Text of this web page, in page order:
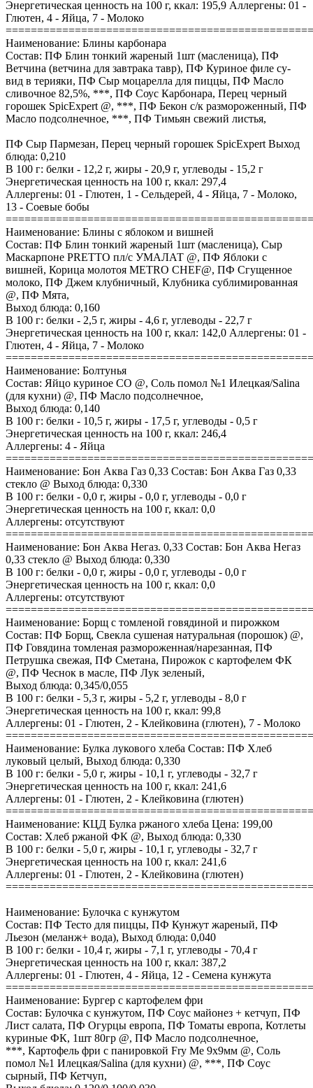
Энергетическая ценность на 100 г, ккал: 195,9 Аллергены: 01 -
Глютен, 4 - Яйца, 7 - Молоко
Наименование: Блины карбонара
Состав: ПФ Блин тонкий жареный 1шт (масленица), ПФ
Ветчина (ветчина для завтрака тавр), ПФ Куриное филе су-
вид в терияки, ПФ Сыр моцарелла для пиццы, ПФ Масло
сливочное 82,5%, ***, ПФ Соус Карбонара, Перец черный
горошек SpicExpert @, ***, ПФ Бекон с/к размороженный, ПФ
Масло подсолнечное, ***, ПФ Тимьян свежий листья,
ПФ Сыр Пармезан, Перец черный горошек SpicExpert Выход
блюда: 0,210
В 100 г: белки - 12,2 г, жиры - 20,9 г, углеводы - 15,2 г
Энергетическая ценность на 100 г, ккал: 297,4
Аллергены: 01 - Глютен, 1 - Сельдерей, 4 - Яйца, 7 - Молоко,
13 - Соевые бобы
Наименование: Блины с яблоком и вишней
Состав: ПФ Блин тонкий жареный 1шт (масленица), Сыр
Маскарпоне PRETTO пл/с УМАЛАТ @, ПФ Яблоки с
вишней, Корица молотоя METRO CHEF@, ПФ Сгущенное
молоко, ПФ Джем клубничный, Клубника сублимированная
@, ПФ Мята,
Выход блюда: 0,160
В 100 г: белки - 2,5 г, жиры - 4,6 г, углеводы - 22,7 г
Энергетическая ценность на 100 г, ккал: 142,0 Аллергены: 01 -
Глютен, 4 - Яйца, 7 - Молоко
Наименование: Болтунья
Состав: Яйцо куриное СО @, Соль помол №1 Илецкая/Salina
(для кухни) @, ПФ Масло подсолнечное,
Выход блюда: 0,140
В 100 г: белки - 10,5 г, жиры - 17,5 г, углеводы - 0,5 г
Энергетическая ценность на 100 г, ккал: 246,4
Аллергены: 4 - Яйца
Наименование: Бон Аква Газ 0,33 Состав: Бон Аква Газ 0,33
стекло @ Выход блюда: 0,330
В 100 г: белки - 0,0 г, жиры - 0,0 г, углеводы - 0,0 г
Энергетическая ценность на 100 г, ккал: 0,0
Аллергены: отсутствуют
Наименование: Бон Аква Негаз. 0,33 Состав: Бон Аква Негаз
0,33 стекло @ Выход блюда: 0,330
В 100 г: белки - 0,0 г, жиры - 0,0 г, углеводы - 0,0 г
Энергетическая ценность на 100 г, ккал: 0,0
Аллергены: отсутствуют
Наименование: Борщ с томленой говядиной и пирожком
Состав: ПФ Борщ, Свекла сушеная натуральная (порошок) @,
ПФ Говядина томленая размороженная/нарезанная, ПФ
Петрушка свежая, ПФ Сметана, Пирожок с картофелем ФК
@, ПФ Чеснок в масле, ПФ Лук зеленый,
Выход блюда: 0,345/0,055
В 100 г: белки - 5,3 г, жиры - 5,2 г, углеводы - 8,0 г
Энергетическая ценность на 100 г, ккал: 99,8
Аллергены: 01 - Глютен, 2 - Клейковина (глютен), 7 - Молоко
Наименование: Булка лукового хлеба Состав: ПФ Хлеб
луковый целый, Выход блюда: 0,330
В 100 г: белки - 5,0 г, жиры - 10,1 г, углеводы - 32,7 г
Энергетическая ценность на 100 г, ккал: 241,6
Аллергены: 01 - Глютен, 2 - Клейковина (глютен)
Наименование: КЦД Булка ржаного хлеба Цена: 199,00
Состав: Хлеб ржаной ФК @, Выход блюда: 0,330
В 100 г: белки - 5,0 г, жиры - 10,1 г, углеводы - 32,7 г
Энергетическая ценность на 100 г, ккал: 241,6
Аллергены: 01 - Глютен, 2 - Клейковина (глютен)
Наименование: Булочка с кунжутом
Состав: ПФ Тесто для пиццы, ПФ Кунжут жареный, ПФ
Льезон (меланж+ вода), Выход блюда: 0,040
В 100 г: белки - 10,4 г, жиры - 7,1 г, углеводы - 70,4 г
Энергетическая ценность на 100 г, ккал: 387,2
Аллергены: 01 - Глютен, 4 - Яйца, 12 - Семена кунжута
Наименование: Бургер с картофелем фри
Состав: Булочка с кунжутом, ПФ Соус майонез + кетчуп, ПФ
Лист салата, ПФ Огурцы европа, ПФ Томаты европа, Котлеты
куриные ФК, 1шт 80гр @, ПФ Масло подсолнечное,
***, Картофель фри с панировкой Fry Me 9х9мм @, Соль
помол №1 Илецкая/Salina (для кухни) @, ***, ПФ Соус
сырный, ПФ Кетчуп,